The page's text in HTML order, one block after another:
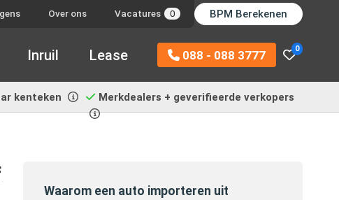
Over ons Vacatures 0 BPM Berekenen
0
088 - 088 3777
Inruil Lease
kenteken Merkdealers + geverifieerde verkopers
Waarom een auto importeren uit